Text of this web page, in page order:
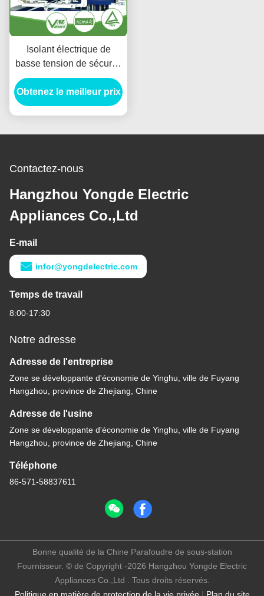
Isolant électrique de
basse tension de sécurité
pour le système de
protection contre la foudre
Obtenez le meilleur prix
Contactez-nous
Hangzhou Yongde Electric
Appliances Co.,Ltd
E-mail
infor@yongdelectric.com
Temps de travail
8:00-17:30
Notre adresse
Adresse de l'entreprise
Zone se développante d'économie de Yinghu, ville de Fuyang
Hangzhou, province de Zhejiang, Chine
Adresse de l'usine
Zone se développante d'économie de Yinghu, ville de Fuyang
Hangzhou, province de Zhejiang, Chine
Téléphone
86-571-58837611
Bonne qualité de la Chine Parafoudre de sous-station
Fournisseur. © de Copyright -2026 Hangzhou Yongde Electric
Appliances Co.,Ltd . Tous droits réservés.